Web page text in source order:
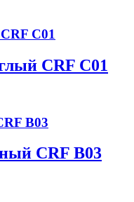
C01
CRF C01
B03
CRF B03